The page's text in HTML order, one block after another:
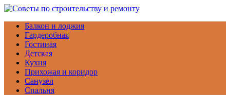
Балкон и лоджия
Гардеробная
Гостиная
Детская
Кухня
Прихожая и коридор
Санузел
Спальня